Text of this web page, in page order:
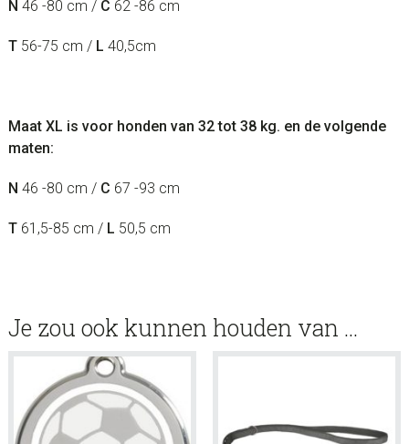
N 46 -80 cm / C 62 -86 cm
T 56-75 cm / L 40,5cm
Maat XL is voor honden van 32 tot 38 kg. en de volgende
maten:
N 46 -80 cm / C 67 -93 cm
T 61,5-85 cm / L 50,5 cm
Je zou ook kunnen houden van …